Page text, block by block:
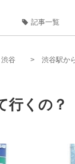
記事一覧
渋谷 渋谷駅か
行くの